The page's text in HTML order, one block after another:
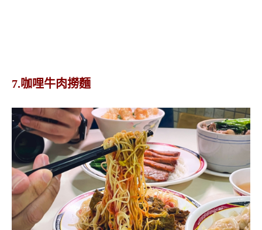
7.咖哩牛肉撈麵